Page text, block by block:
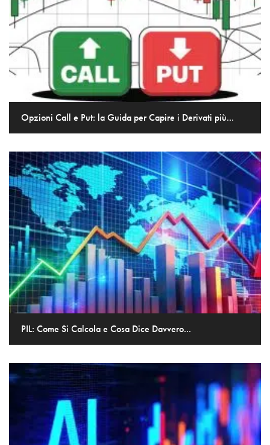
Opzioni Call e Put: la Guida per Capire i Derivati più...
PIL: Come Si Calcola e Cosa Dice Davvero...